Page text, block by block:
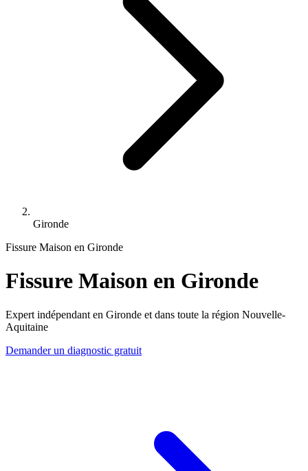
Gironde
Fissure Maison en Gironde
Fissure Maison en Gironde
Expert indépendant en Gironde et dans toute la région Nouvelle-
Aquitaine
Demander un diagnostic gratuit